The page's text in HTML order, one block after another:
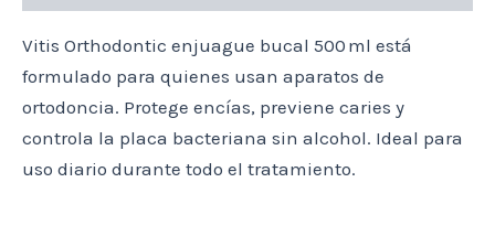
Vitis Orthodontic enjuague bucal 500 ml está
formulado para quienes usan aparatos de
ortodoncia. Protege encías, previene caries y
controla la placa bacteriana sin alcohol. Ideal para
uso diario durante todo el tratamiento.